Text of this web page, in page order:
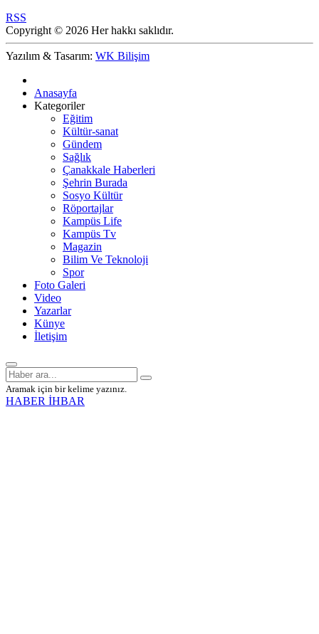
RSS
Copyright © 2026 Her hakkı saklıdır.
Yazılım & Tasarım: WK Bilişim
Anasayfa
Kategoriler
Eğitim
Kültür-sanat
Gündem
Sağlık
Çanakkale Haberleri
Şehrin Burada
Sosyo Kültür
Röportajlar
Kampüs Life
Kampüs Tv
Magazin
Bilim Ve Teknoloji
Spor
Foto Galeri
Video
Yazarlar
Künye
İletişim
Aramak için bir kelime yazınız.
HABER İHBAR